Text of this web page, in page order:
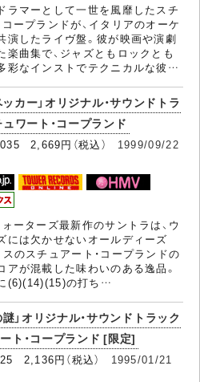
ラマーとして一世を風靡したスチ
コープランドが、イタリアのオーケ
演したライヴ盤。彼が映画や演劇
楽曲集で、ジャズともロックとも
彩なインストでテクニカルな彼…
カー」オリジナル・サウンドトラ
ワート・コープランド
2,669円（税込） 1999/09/22
ォーターズ最新作のサントラは、ウ
には欠かせないオールディーズ
スのスチュアート・コープランドの
アが混載した味わいのある逸品。
(6)(14)(15)の打ち…
謎」オリジナル・サウンドトラック
ト・コープランド [限定]
2,136円（税込） 1995/01/21